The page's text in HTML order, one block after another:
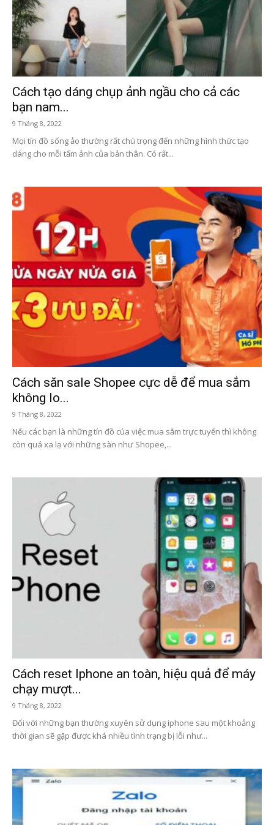
Cách tạo dáng chụp ảnh ngầu cho cả các
bạn nam...
9 Tháng 8, 2022
Mọi tín đồ sống ảo thường rất chú trọng đến những hình thức tạo
dáng cho mỗi tấm ảnh của bản thân. Có rất...
Cách săn sale Shopee cực dễ để mua sắm
không lo...
9 Tháng 8, 2022
Nếu các bạn là những tín đồ của việc mua sắm trực tuyến thì không
còn quá xa lạ với những sàn như Shopee,...
Cách reset Iphone an toàn, hiệu quả để máy
chạy mượt...
9 Tháng 8, 2022
Đối với những bạn thường xuyên sử dụng iphone sau một khoảng
thời gian sẽ gặp được khá nhiều tình trạng bị lỗi như...